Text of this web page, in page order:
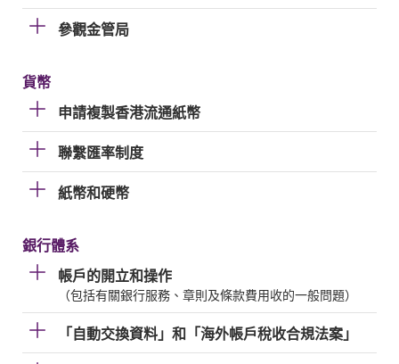
參觀金管局
貨幣
申請複製香港流通紙幣
聯繫匯率制度
紙幣和硬幣
銀行體系
帳戶的開立和操作
（包括有關銀行服務、章則及條款費用收的一般問題）
「自動交換資料」和「海外帳戶稅收合規法案」